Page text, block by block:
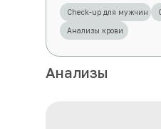
Check-up для мужчин
Анализы крови
Анализы